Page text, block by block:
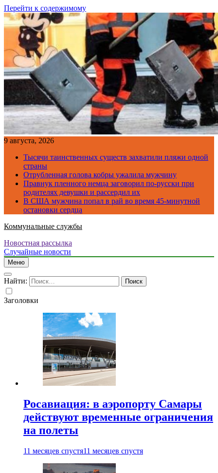
Перейти к содержимому
9 августа, 2026
Тысячи таинственных существ захватили пляжи одной
страны
Отрубленная голова кобры ужалила мужчину
Правнук пленного немца заговорил по-русски при
родителях девушки и рассердил их
В США мужчина попал в рай во время 45-минутной
остановки сердца
Коммунальные службы
Новостная рассылка
Случайные новости
Меню
Найти:
Заголовки
Росавиация: в аэропорту Самары
действуют временные ограничения
на полеты
11 месяцев спустя11 месяцев спустя